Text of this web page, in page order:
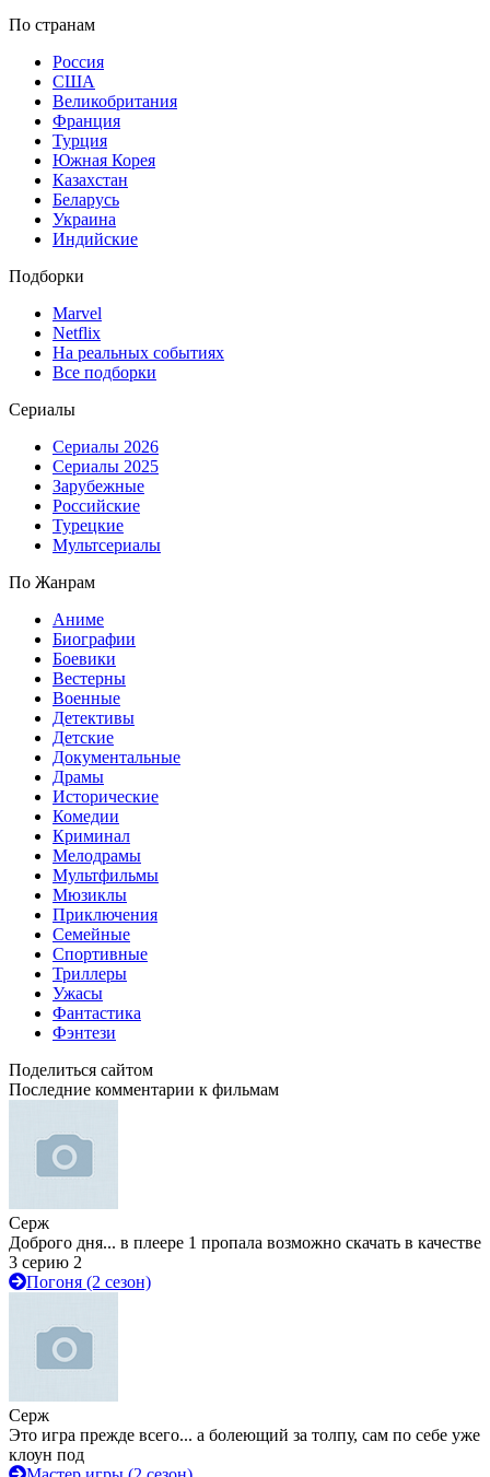
По странам
Россия
США
Великобритания
Франция
Турция
Южная Корея
Казахстан
Беларусь
Украина
Индийские
Подборки
Marvel
Netflix
На реальных событиях
Все подборки
Сериалы
Сериалы 2026
Сериалы 2025
Зарубежные
Российские
Турецкие
Мультсериалы
По Жанрам
Аниме
Биографии
Боевики
Вестерны
Военные
Детективы
Детские
Документальные
Драмы
Исторические
Комедии
Криминал
Мелодрамы
Мультфильмы
Мюзиклы
Приключения
Семейные
Спортивные
Триллеры
Ужасы
Фантастика
Фэнтези
Поделиться сайтом
Последние комментарии к фильмам
Серж
Доброго дня... в плеере 1 пропала возможно скачать в качестве
3 серию 2
Погоня (2 сезон)
Серж
Это игра прежде всего... а болеющий за толпу, сам по себе уже
клоун под